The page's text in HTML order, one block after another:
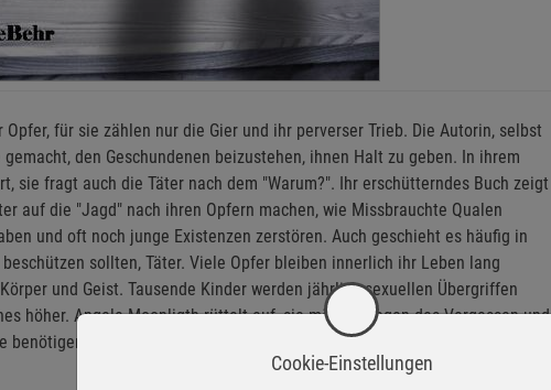
Opfer, für sie zählen nur die Gier und ihr perverser Trieb. Die Autorin, selbst
den Geschundenen beizustehen, ihnen Halt zu geben. In ihrem
sie fragt auch die Täter nach dem "Warum?". Ihr erschütterndes Buch zeigt
auf die "Jagd" nach ihren Opfern machen, wie Missbrauchte Qualen
und oft noch junge Existenzen zerstören. Auch geschieht es häufig in
sollten, Täter. Viele Opfer bleiben innerlich ihr Leben lang
und Geist. Tausende Kinder werden jährlich sexuellen Übergriffen
höher. Angela Moonligth rüttelt auf, sie möchte gegen das Vergessen und
unsere Hilfe. Bitte schauen SIE nicht weg! Helfen SIE!
Cookie-Einstellungen